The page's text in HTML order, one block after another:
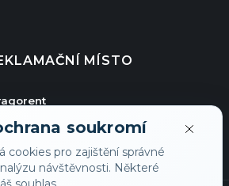
MÍSTO
soukromí
cookies pro zajištění správné
návštěvnosti. Některé